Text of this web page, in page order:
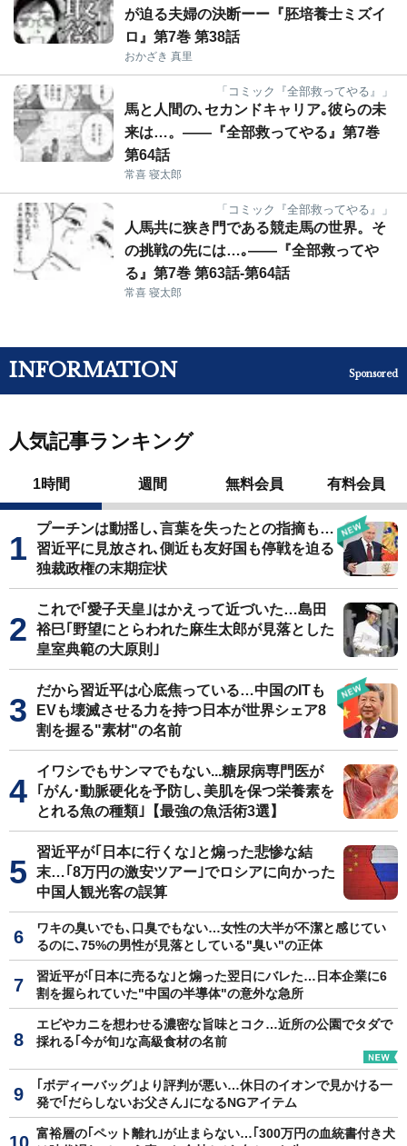
が迫る夫婦の決断ーー『胚培養士ミズイ
ロ』第7巻 第38話
おかざき 真里
「コミック『全部救ってやる』」
馬と人間の､セカンドキャリア｡彼らの未
来は…。――『全部救ってやる』第7巻
第64話
常喜 寝太郎
「コミック『全部救ってやる』」
人馬共に狭き門である競走馬の世界。そ
の挑戦の先には…｡――『全部救ってや
る』第7巻 第63話-第64話
常喜 寝太郎
INFORMATION Sponsored
人気記事ランキング
1時間 週間 無料会員 有料会員
プーチンは動揺し､言葉を失ったとの指摘も…
習近平に見放され､側近も友好国も停戦を迫る
独裁政権の末期症状
これで｢愛子天皇｣はかえって近づいた…島田
裕巳｢野望にとらわれた麻生太郎が見落とした
皇室典範の大原則｣
だから習近平は心底焦っている…中国のITも
EVも壊滅させる力を持つ日本が世界シェア8
割を握る"素材"の名前
イワシでもサンマでもない...糖尿病専門医が
｢がん･動脈硬化を予防し､美肌を保つ栄養素を
とれる魚の種類｣【最強の魚活術3選】
習近平が｢日本に行くな｣と煽った悲惨な結
末…｢8万円の激安ツアー｣でロシアに向かった
中国人観光客の誤算
ワキの臭いでも､口臭でもない…女性の大半が不潔と感じてい
るのに､75%の男性が見落としている"臭い"の正体
習近平が｢日本に売るな｣と煽った翌日にバレた…日本企業に6
割を握られていた"中国の半導体"の意外な急所
エビやカニを想わせる濃密な旨味とコク…近所の公園でタダで
採れる｢今が旬｣な高級食材の名前
｢ボディーバッグ｣より評判が悪い…休日のイオンで見かける一
発で｢だらしないお父さん｣になるNGアイテム
富裕層の｢ペット離れ｣が止まらない…｢300万円の血統書付き犬